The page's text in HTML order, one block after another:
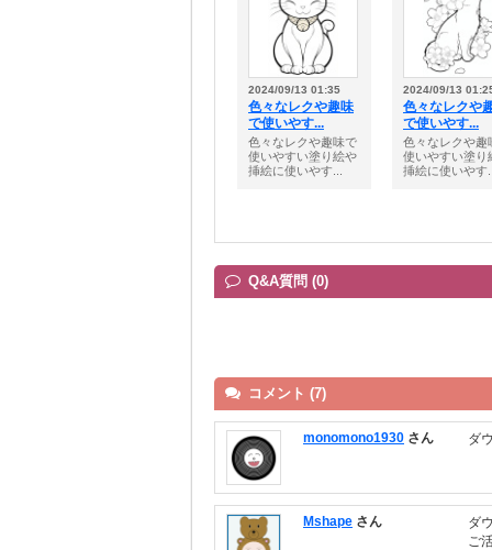
2024/09/13 01:35
色々なレクや趣味
で使いやす...
色々なレクや趣味で
使いやすい塗り絵や
挿絵に使いやす...
2024/09/13
色々なレクや
で使いやす...
色々なレクや趣
使いやすい塗り
挿絵に使いやす
Q&A質問 (0)
コメント (7)
monomono1930 さん ダ
Mshape さん
ダ
ご